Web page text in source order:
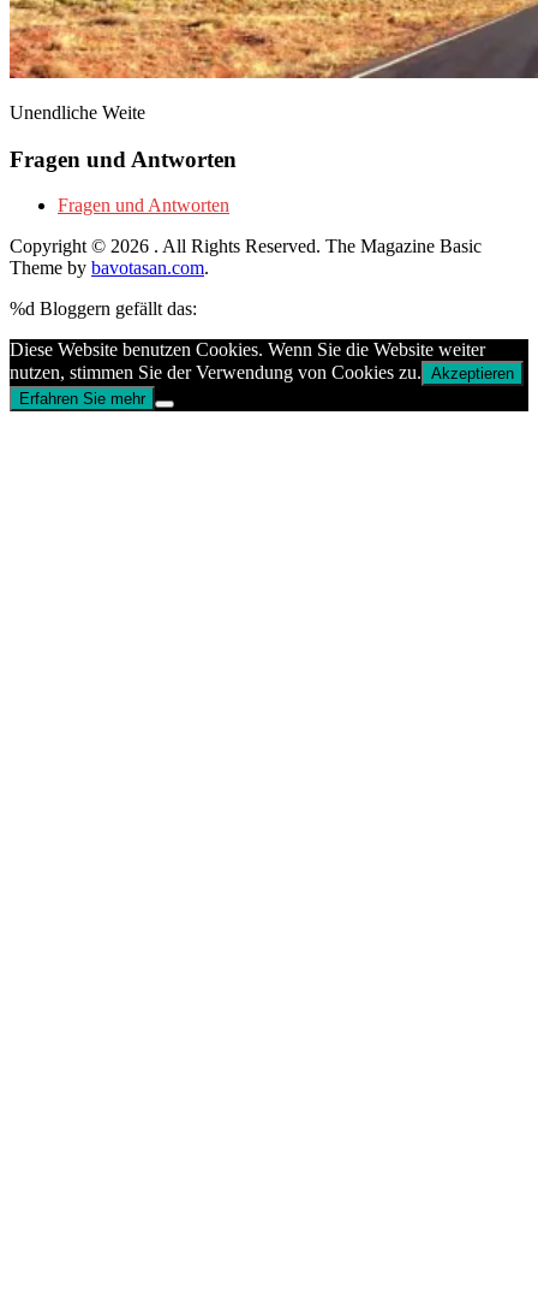
Unendliche Weite
Fragen und Antworten
Fragen und Antworten
Copyright © 2026 . All Rights Reserved. The Magazine Basic
Theme by bavotasan.com.
%d Bloggern gefällt das:
Diese Website benutzen Cookies. Wenn Sie die Website weiter
nutzen, stimmen Sie der Verwendung von Cookies zu. Akzeptieren
Erfahren Sie mehr